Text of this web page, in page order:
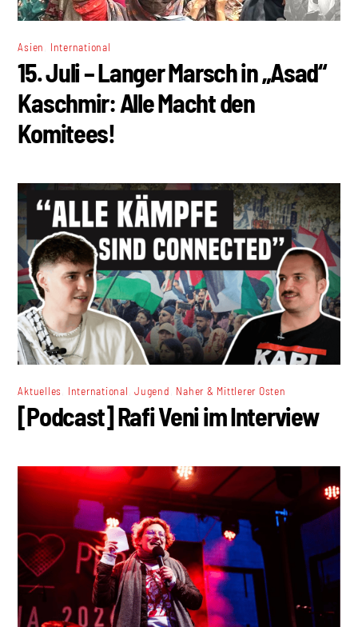
Asien International
15. Juli – Langer Marsch in „Asad“
Kaschmir: Alle Macht den
Komitees!
Aktuelles International ,Jugend Naher & Mittlerer Osten
[Podcast] Rafi Veni im Interview